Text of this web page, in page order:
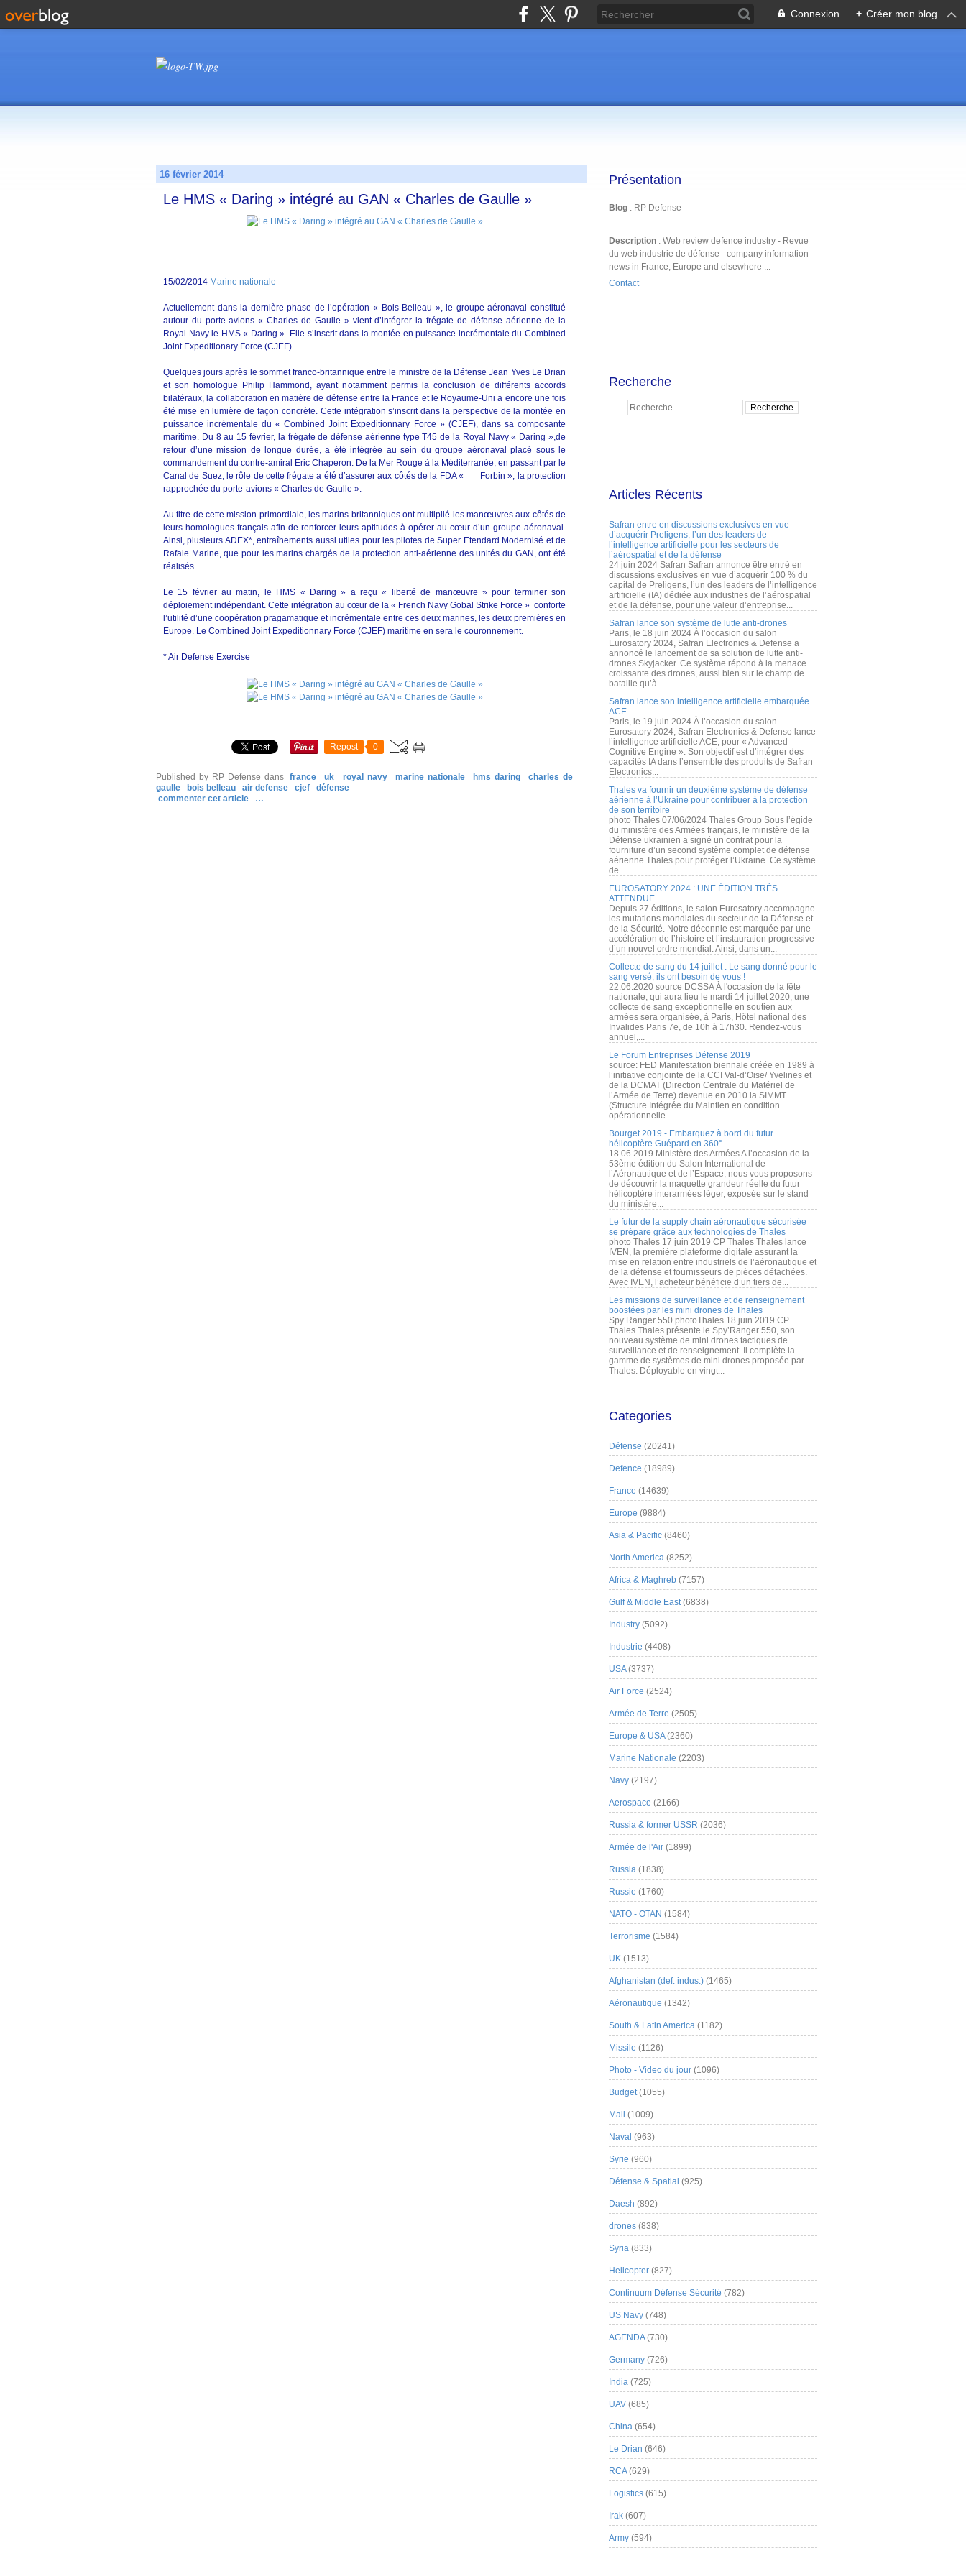
Connexion + Créer mon blog
16 février 2014
Le HMS « Daring » intégré au GAN « Charles de Gaulle »
15/02/2014 Marine nationale
Actuellement dans la dernière phase de l’opération « Bois Belleau », le groupe aéronaval constitué
autour du porte-avions « Charles de Gaulle » vient d’intégrer la frégate de défense aérienne de la
Royal Navy le HMS « Daring ». Elle s’inscrit dans la montée en puissance incrémentale du Combined
Joint Expeditionary Force (CJEF).
Quelques jours après le sommet franco-britannique entre le ministre de la Défense Jean Yves Le Drian
et son homologue Philip Hammond, ayant notamment permis la conclusion de différents accords
bilatéraux, la collaboration en matière de défense entre la France et le Royaume-Uni a encore une fois
été mise en lumière de façon concrète. Cette intégration s’inscrit dans la perspective de la montée en
puissance incrémentale du « Combined Joint Expeditionnary Force » (CJEF), dans sa composante
maritime. Du 8 au 15 février, la frégate de défense aérienne type T45 de la Royal Navy « Daring »,de
retour d’une mission de longue durée, a été intégrée au sein du groupe aéronaval placé sous le
commandement du contre-amiral Eric Chaperon. De la Mer Rouge à la Méditerranée, en passant par le
Canal de Suez, le rôle de cette frégate a été d’assurer aux côtés de la FDA « Forbin », la protection
rapprochée du porte-avions « Charles de Gaulle ».
Au titre de cette mission primordiale, les marins britanniques ont multiplié les manœuvres aux côtés de
leurs homologues français afin de renforcer leurs aptitudes à opérer au cœur d’un groupe aéronaval.
Ainsi, plusieurs ADEX*, entraînements aussi utiles pour les pilotes de Super Etendard Modernisé et de
Rafale Marine, que pour les marins chargés de la protection anti-aérienne des unités du GAN, ont été
réalisés.
Le 15 février au matin, le HMS « Daring » a reçu « liberté de manœuvre » pour terminer son
déploiement indépendant. Cette intégration au cœur de la « French Navy Gobal Strike Force » conforte
l’utilité d’une coopération pragamatique et incrémentale entre ces deux marines, les deux premières en
Europe. Le Combined Joint Expeditionnary Force (CJEF) maritime en sera le couronnement.
* Air Defense Exercise
Repost 0
Published by RP Defense dans france uk royal navy marine nationale hms daring
charles de
gaulle
bois belleau air defense cjef
défense
commenter cet article
…
Présentation
Blog : RP Defense
Description : Web review defence industry - Revue
du web industrie de défense - company information -
news in France, Europe and elsewhere ...
Contact
Recherche
Articles Récents
Safran entre en discussions exclusives en vue
d’acquérir Preligens, l’un des leaders de
l’intelligence artificielle pour les secteurs de
l’aérospatial et de la défense
24 juin 2024 Safran Safran annonce être entré en
discussions exclusives en vue d’acquérir 100 % du
capital de Preligens, l’un des leaders de l’intelligence
artificielle (IA) dédiée aux industries de l’aérospatial
et de la défense, pour une valeur d’entreprise...
Safran lance son système de lutte anti-drones
Paris, le 18 juin 2024 À l’occasion du salon
Eurosatory 2024, Safran Electronics & Defense a
annoncé le lancement de sa solution de lutte anti-
drones Skyjacker. Ce système répond à la menace
croissante des drones, aussi bien sur le champ de
bataille qu’à...
Safran lance son intelligence artificielle embarquée
ACE
Paris, le 19 juin 2024 À l’occasion du salon
Eurosatory 2024, Safran Electronics & Defense lance
l’intelligence artificielle ACE, pour « Advanced
Cognitive Engine ». Son objectif est d’intégrer des
capacités IA dans l’ensemble des produits de Safran
Electronics...
Thales va fournir un deuxième système de défense
aérienne à l’Ukraine pour contribuer à la protection
de son territoire
photo Thales 07/06/2024 Thales Group Sous l’égide
du ministère des Armées français, le ministère de la
Défense ukrainien a signé un contrat pour la
fourniture d’un second système complet de défense
aérienne Thales pour protéger l’Ukraine. Ce système
de...
EUROSATORY 2024 : UNE ÉDITION TRÈS
ATTENDUE
Depuis 27 éditions, le salon Eurosatory accompagne
les mutations mondiales du secteur de la Défense et
de la Sécurité. Notre décennie est marquée par une
accélération de l’histoire et l’instauration progressive
d’un nouvel ordre mondial. Ainsi, dans un...
Collecte de sang du 14 juillet : Le sang donné pour le
sang versé, ils ont besoin de vous !
22.06.2020 source DCSSA À l'occasion de la fête
nationale, qui aura lieu le mardi 14 juillet 2020, une
collecte de sang exceptionnelle en soutien aux
armées sera organisée, à Paris, Hôtel national des
Invalides Paris 7e, de 10h à 17h30. Rendez-vous
annuel,...
Le Forum Entreprises Défense 2019
source: FED Manifestation biennale créée en 1989 à
l’initiative conjointe de la CCI Val-d’Oise/ Yvelines et
de la DCMAT (Direction Centrale du Matériel de
l’Armée de Terre) devenue en 2010 la SIMMT
(Structure Intégrée du Maintien en condition
opérationnelle...
Bourget 2019 - Embarquez à bord du futur
hélicoptère Guépard en 360°
18.06.2019 Ministère des Armées A l’occasion de la
53ème édition du Salon International de
l’Aéronautique et de l’Espace, nous vous proposons
de découvrir la maquette grandeur réelle du futur
hélicoptère interarmées léger, exposée sur le stand
du ministère...
Le futur de la supply chain aéronautique sécurisée
se prépare grâce aux technologies de Thales
photo Thales 17 juin 2019 CP Thales Thales lance
IVEN, la première plateforme digitale assurant la
mise en relation entre industriels de l’aéronautique et
de la défense et fournisseurs de pièces détachées.
Avec IVEN, l’acheteur bénéficie d’un tiers de...
Les missions de surveillance et de renseignement
boostées par les mini drones de Thales
Spy’Ranger 550 photoThales 18 juin 2019 CP
Thales Thales présente le Spy’Ranger 550, son
nouveau système de mini drones tactiques de
surveillance et de renseignement. Il complète la
gamme de systèmes de mini drones proposée par
Thales. Déployable en vingt...
Categories
Défense (20241)
Defence (18989)
France (14639)
Europe (9884)
Asia & Pacific (8460)
North America (8252)
Africa & Maghreb (7157)
Gulf & Middle East(6838)
Industry (5092)
Industrie (4408)
USA(3737)
Air Force (2524)
Armée de Terre (2505)
Europe & USA(2360)
Marine Nationale (2203)
Navy (2197)
Aerospace (2166)
Russia & former USSR (2036)
Armée de l'Air (1899)
Russia (1838)
Russie (1760)
NATO - OTAN (1584)
Terrorisme (1584)
UK (1513)
Afghanistan (def. indus.) (1465)
Aéronautique (1342)
South & Latin America (1182)
Missile (1126)
Photo - Video du jour (1096)
Budget(1055)
Mali (1009)
Naval (963)
Syrie (960)
Défense & Spatial (925)
Daesh (892)
drones (838)
Syria (833)
Helicopter (827)
Continuum Défense Sécurité (782)
US Navy (748)
AGENDA(730)
Germany (726)
India (725)
UAV (685)
China (654)
Le Drian (646)
RCA(629)
Logistics (615)
Irak (607)
Army (594)